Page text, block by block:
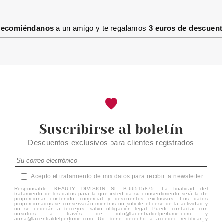
a un amigo y te regalamos 3 euros de
Suscribirse al boletín
Descuentos exclusivos para clientes registrados
Acepto el tratamiento de mis datos para recibir la newsletter
Responsable: BEAUTY DIVISION SL B-66515875. La finalidad del
tratamiento de los datos para la que usted da su consentimiento será la de
proporcionar contenido comercial y descuentos exclusivos. Los datos
proporcionados se conservarán mientras no solicite el cese de la actividad y
no se cederán a terceros, salvo obligación legal. Puede contactar con
nosotros a través de info@lacentraldelperfume.com y
anna@lacentraldelperfume.com. Ud. tiene derecho a acceder, rectificar y